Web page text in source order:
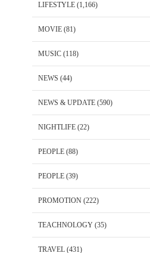
LIFESTYLE (1,166)
MOVIE (81)
MUSIC (118)
NEWS (44)
NEWS & UPDATE (590)
NIGHTLIFE (22)
PEOPLE (88)
PEOPLE (39)
PROMOTION (222)
TEACHNOLOGY (35)
TRAVEL (431)